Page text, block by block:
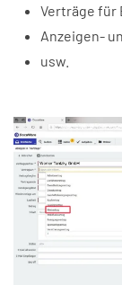
Verträge für
Anzeigen-
usw.